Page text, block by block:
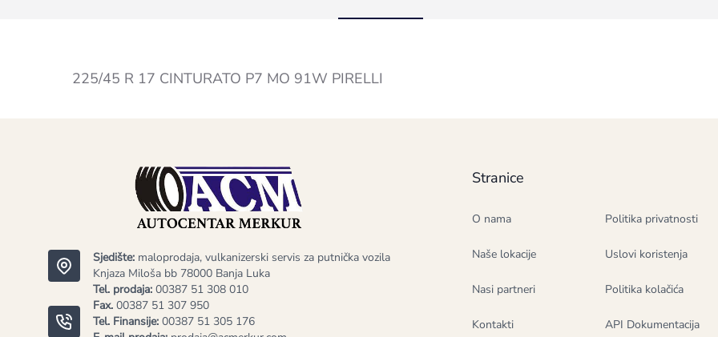
225/45 R 17 CINTURATO P7 MO 91W PIRELLI
Sjedište: maloprodaja, vulkanizerski servis za putnička vozila
Knjaza Miloša bb 78000 Banja Luka
Tel. prodaja: 00387 51 308 010
Fax. 00387 51 307 950
Tel. Finansije: 00387 51 305 176
Stranice
O nama
Naše lokacije
Nasi partneri
Kontakti
Politika privatnosti
Uslovi koristenja
Politika kolačića
API Dokumentacija